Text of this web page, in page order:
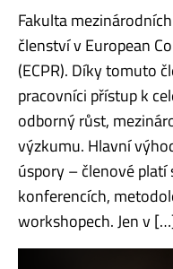
Fakulta
členství v European
(ECPR). Díky tomuto
pracovníci přístup k
odborný růst,
výzkumu. Hlavní
úspory – členové platí
konferencích,
workshopech. Jen v